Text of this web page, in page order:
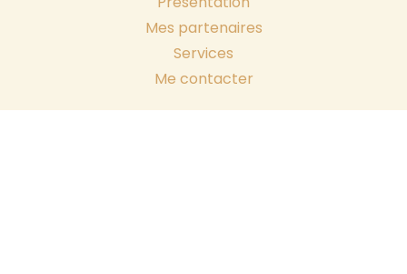
Mes partenaires
Services
Me contacter